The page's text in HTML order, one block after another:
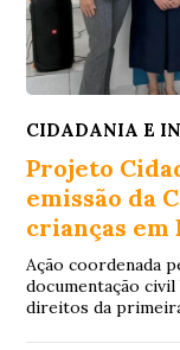
CIDADANIA E
Projeto
emissão da
crianças em
Ação coordenada
documentação
direitos da